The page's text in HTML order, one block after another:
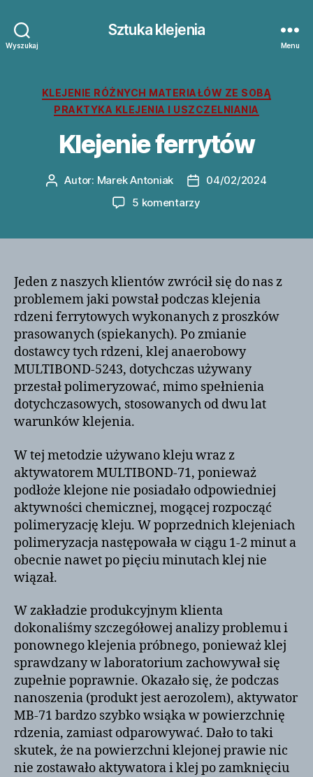
Wyszukaj
Sztuka klejenia
Menu
Kategorie
KLEJENIE RÓŻNYCH MATERIAŁÓW ZE SOBĄ
PRAKTYKA KLEJENIA I USZCZELNIANIA
Klejenie ferrytów
AutorAutor: Marek Antoniak
Data04/02/2024
5 komentarzydo
Jeden z naszych klientów zwrócił się do nas z
problemem jaki powstał podczas klejenia
rdzeni ferrytowych wykonanych z proszków
prasowanych (spiekanych). Po zmianie
dostawcy tych rdzeni, klej anaerobowy
MULTIBOND-5243, dotychczas używany
przestał polimeryzować, mimo spełnienia
dotychczasowych, stosowanych od dwu lat
warunków klejenia.
W tej metodzie używano kleju wraz z
aktywatorem MULTIBOND-71, ponieważ
podłoże klejone nie posiadało odpowiedniej
aktywności chemicznej, mogącej rozpocząć
polimeryzację kleju. W poprzednich klejeniach
polimeryzacja następowała w ciągu 1-2 minut a
obecnie nawet po pięciu minutach klej nie
wiązał.
W zakładzie produkcyjnym klienta
dokonaliśmy szczegółowej analizy problemu i
ponownego klejenia próbnego, ponieważ klej
sprawdzany w laboratorium zachowywał się
zupełnie poprawnie. Okazało się, że podczas
nanoszenia (produkt jest aerozolem), aktywator
MB-71 bardzo szybko wsiąka w powierzchnię
rdzenia, zamiast odparowywać. Dało to taki
skutek, że na powierzchni klejonej prawie nic
nie zostawało aktywatora i klej po zamknięciu